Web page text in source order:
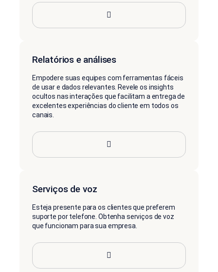
Relatórios e análises
Empodere suas equipes com ferramentas fáceis
de usar e dados relevantes. Revele os insights
ocultos nas interações que facilitam a entrega de
excelentes experiências do cliente em todos os
canais.
Serviços de voz
Esteja presente para os clientes que preferem
suporte por telefone. Obtenha serviços de voz
que funcionam para sua empresa.